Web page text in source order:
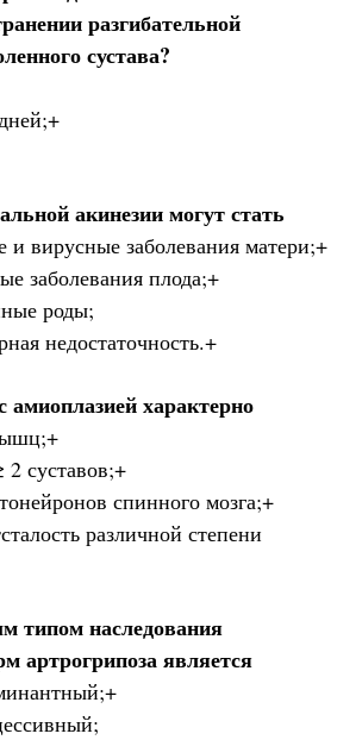
разгибательной
сустава?
акинезии могут стать
и вирусные заболевания матери;+
заболевания плода;+
роды;
недостаточность.+
амиоплазией характерно
2 суставов;+
спинного мозга;+
различной степени
типом наследования
артрогрипоза является